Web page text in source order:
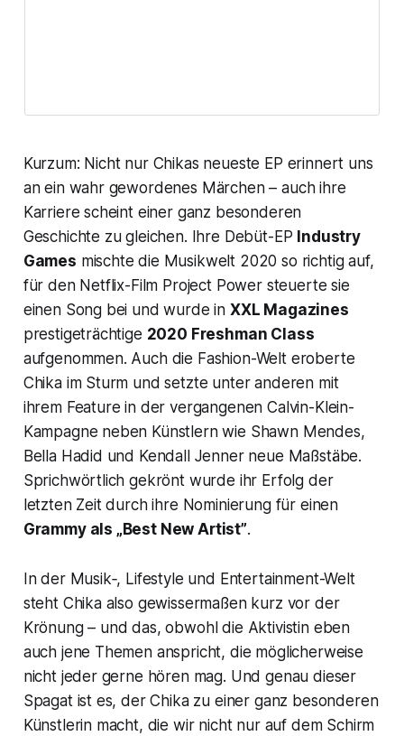
Kurzum: Nicht nur Chikas neueste EP erinnert uns
an ein wahr gewordenes Märchen – auch ihre
Karriere scheint einer ganz besonderen
Geschichte zu gleichen. Ihre Debüt-EP Industry
Games mischte die Musikwelt 2020 so richtig auf,
für den Netflix-Film Project Powersteuerte sie
einen Song bei und wurde in XXL Magazines
prestigeträchtige 2020 Freshman Class
aufgenommen. Auch die Fashion-Welt eroberte
Chika im Sturm und setzte unter anderen mit
ihrem Feature in der vergangenen Calvin-Klein-
Kampagne neben Künstlern wie Shawn Mendes,
Bella Hadid und Kendall Jenner neue Maßstäbe.
Sprichwörtlich gekrönt wurde ihr Erfolg der
letzten Zeit durch ihre Nominierung für einen
Grammy als „Best New Artist”.
In der Musik‑, Lifestyle und Entertainment-Welt
steht Chika also gewissermaßen kurz vor der
Krönung – und das, obwohl die Aktivistin eben
auch jene Themen anspricht, die möglicherweise
nicht jeder gerne hören mag. Und genau dieser
Spagat ist es, der Chika zu einer ganz besonderen
Künstlerin macht, die wir nicht nur auf dem Schirm